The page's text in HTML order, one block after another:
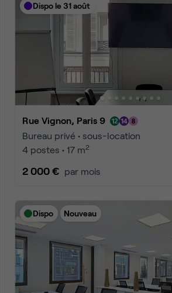
Dispo le 31 août
Rue Vignon, Paris 9
Bureau privé • sous-location
4 postes • 17 m2
2 000 € par mois
Dispo Nouveau